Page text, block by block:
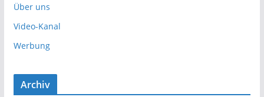
Über uns
Video-Kanal
Werbung
Archiv